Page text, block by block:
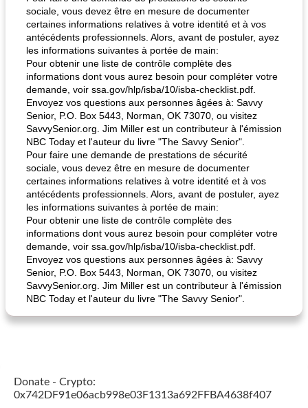
sociale, vous devez être en mesure de documenter
certaines informations relatives à votre identité et à vos
antécédents professionnels. Alors, avant de postuler, ayez
les informations suivantes à portée de main:
Pour obtenir une liste de contrôle complète des
informations dont vous aurez besoin pour compléter votre
demande, voir ssa.gov/hlp/isba/10/isba-checklist.pdf.
Envoyez vos questions aux personnes âgées à: Savvy
Senior, P.O. Box 5443, Norman, OK 73070, ou visitez
SavvySenior.org. Jim Miller est un contributeur à l'émission
NBC Today et l'auteur du livre "The Savvy Senior".
Pour faire une demande de prestations de sécurité
sociale, vous devez être en mesure de documenter
certaines informations relatives à votre identité et à vos
antécédents professionnels. Alors, avant de postuler, ayez
les informations suivantes à portée de main:
Pour obtenir une liste de contrôle complète des
informations dont vous aurez besoin pour compléter votre
demande, voir ssa.gov/hlp/isba/10/isba-checklist.pdf.
Envoyez vos questions aux personnes âgées à: Savvy
Senior, P.O. Box 5443, Norman, OK 73070, ou visitez
SavvySenior.org. Jim Miller est un contributeur à l'émission
NBC Today et l'auteur du livre "The Savvy Senior".
Donate - Crypto:
0x742DF91e06acb998e03F1313a692FFBA4638f407